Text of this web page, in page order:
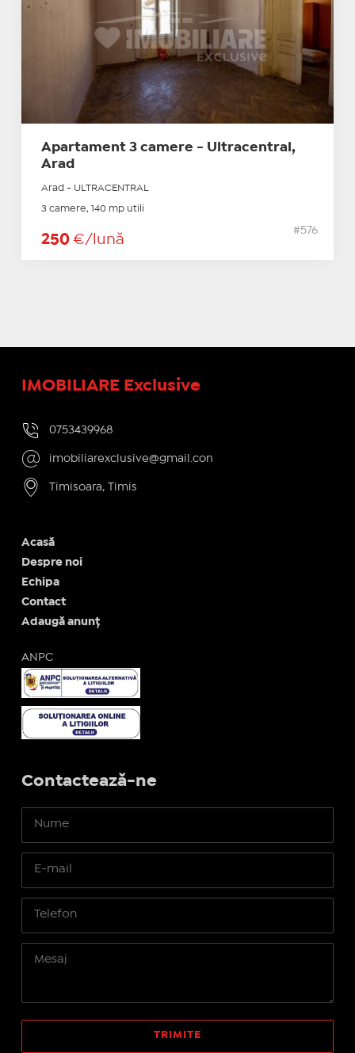
Apartament 3 camere - Ultracentral,
Arad
Arad - ULTRACENTRAL
3 camere, 140 mp utili
250 €/lună
#576
IMOBILIARE Exclusive
0753439968
imobiliarexclusive@gmail.con
Timisoara, Timis
Acasă
Despre noi
Echipa
Contact
Adaugă anunț
ANPC
Contactează-ne